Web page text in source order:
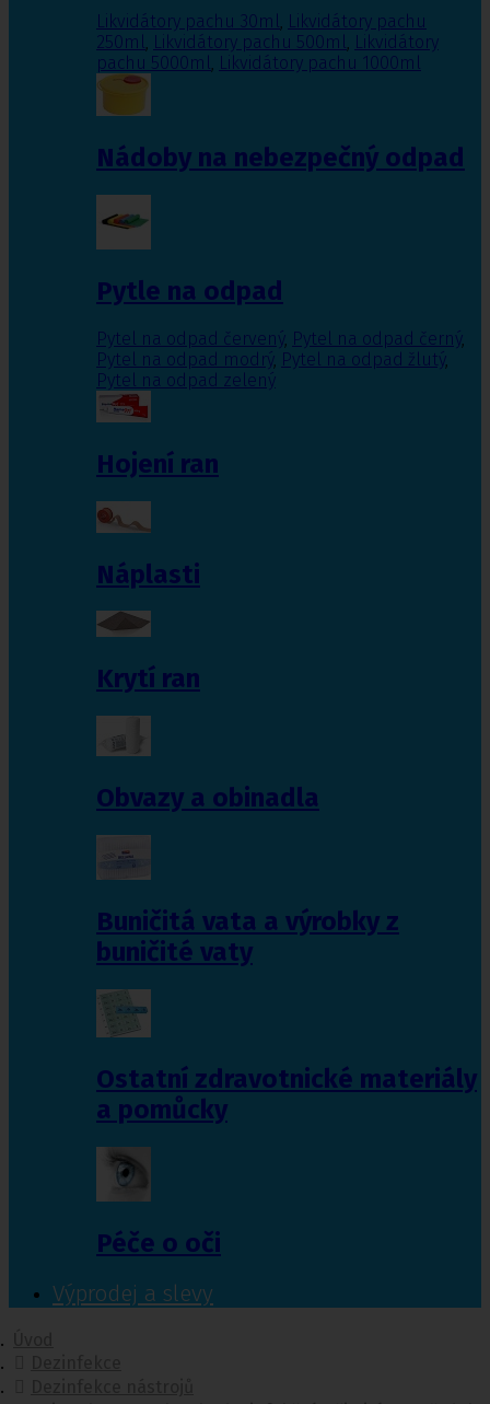
Likvidátory pachu 30ml, Likvidátory pachu
250ml, Likvidátory pachu 500ml, Likvidátory
pachu 5000ml, Likvidátory pachu 1000ml
Nádoby na nebezpečný odpad
Pytle na odpad
Pytel na odpad červený, Pytel na odpad černý,
Pytel na odpad modrý, Pytel na odpad žlutý,
Pytel na odpad zelený
Hojení ran
Náplasti
Krytí ran
Obvazy a obinadla
Buničitá vata a výrobky z
buničité vaty
Ostatní zdravotnické materiály
a pomůcky
Péče o oči
Výprodej a slevy